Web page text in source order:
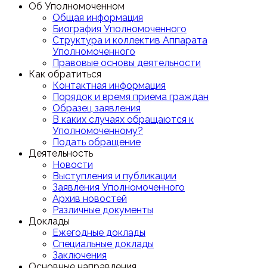
Об Уполномоченном
Общая информация
Биография Уполномоченного
Структура и коллектив Аппарата
Уполномоченного
Правовые основы деятельности
Как обратиться
Контактная информация
Порядок и время приема граждан
Образец заявления
В каких случаях обращаются к
Уполномоченному?
Подать обращение
Деятельность
Новости
Выступления и публикации
Заявления Уполномоченного
Архив новостей
Различные документы
Доклады
Ежегодные доклады
Специальные доклады
Заключения